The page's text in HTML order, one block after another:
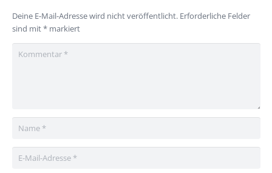
Deine E-Mail-Adresse wird nicht veröffentlicht. Erforderliche Felder
sind mit*markiert